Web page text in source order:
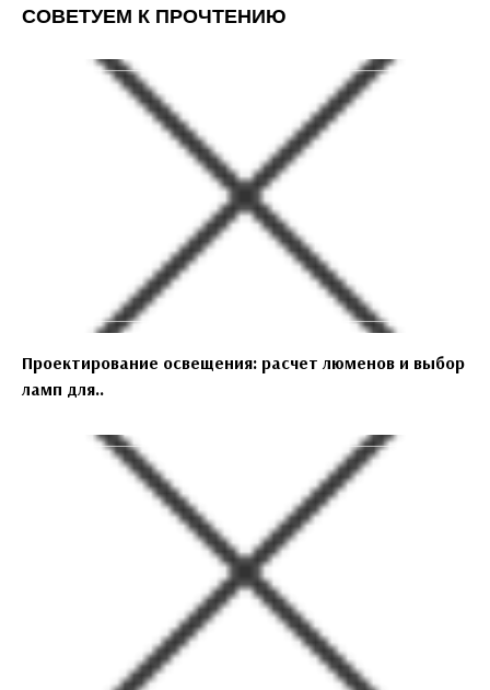
СОВЕТУЕМ К ПРОЧТЕНИЮ
Проектирование освещения: расчет люменов и выбор
ламп для..